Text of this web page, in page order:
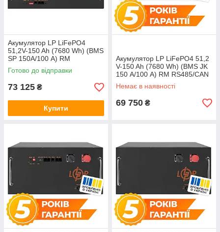
Акумулятор LP LiFePO4
51,2V-150 Ah (7680 Wh) (BMS
SP 150A/100 А) RM
RS485/CAN LCD BL
Готово до відправки
73 125 ₴
Купити
Акумулятор LP LiFePO4 51,2
V-150 Ah (7680 Wh) (BMS JK
150 А/100 А) RM RS485/CAN
WH
Немає в наявності
69 750 ₴